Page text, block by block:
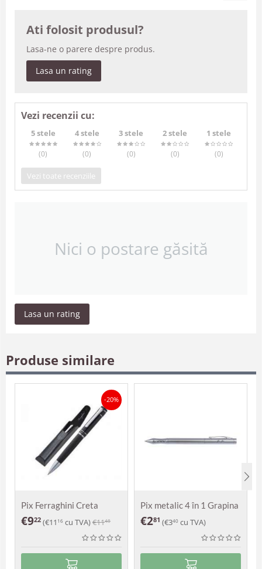
Ati folosit produsul?
Lasa-ne o parere despre produs.
Lasa un rating
Vezi recenzii cu:
5 stele
(0)
4 stele
(0)
3 stele
(0)
2 stele
(0)
1 stele
(0)
Vezi toate recenziile
Nici o postare găsită
Lasa un rating
Produse similare
-20%
Pix Ferraghini Creta
€922 (€11 16 cu TVA)€1148
Pix metalic 4 în 1 Grapina
€281 (€340 cu TVA)